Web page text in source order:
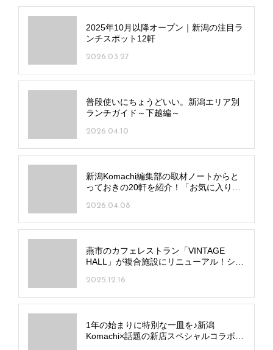
2025年10月以降オープン｜新潟の注目ラ
ンチスポット12軒
2026.03.27
普段使いにちょうどいい。新潟エリア別
ランチガイド～下越編～
2026.04.10
新潟Komachi編集部の取材ノートからと
っておきの20軒を紹介！「お気に入りラ
2026.04.08
燕市のカフェレストラン「VINTAGE
HALL」が複合施設にリニューアル！ショ
2025.12.16
1年の始まりに特別な一皿を♪新潟
Komachi×話題の新店スペシャルコラボラ